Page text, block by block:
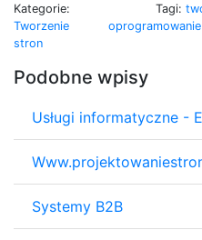
Kategorie:
Tworzenie
stron
Tagi:
oprogramowanie
Podobne wpisy
Usługi informatyczne -
Systemy B2B